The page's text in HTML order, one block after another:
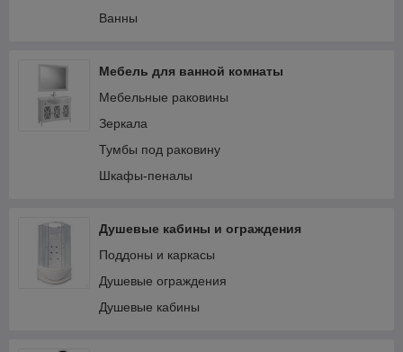
Ванны
Мебель для ванной комнаты
Мебельные раковины
Зеркала
Тумбы под раковину
Шкафы-пеналы
Душевые кабины и ограждения
Поддоны и каркасы
Душевые ограждения
Душевые кабины